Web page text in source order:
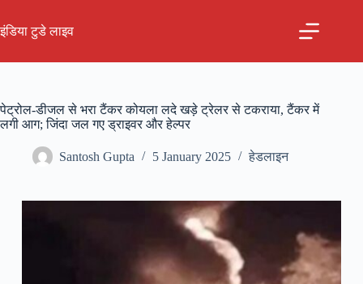
content
इंडिया टुडे लाइव
पेट्रोल-डीजल से भरा टैंकर कोयला लदे खड़े ट्रेलर से टकराया, टैंकर में
लगी आग; जिंदा जल गए ड्राइवर और हेल्पर
Santosh Gupta 5 January 2025 हेडलाइन